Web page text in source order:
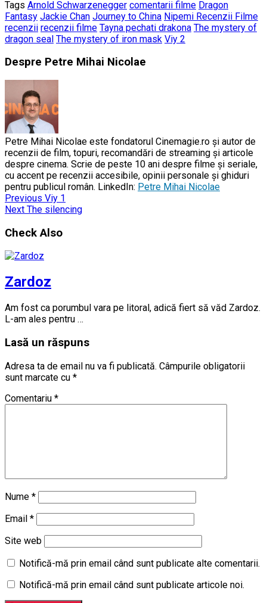
Tags Arnold Schwarzenegger comentarii filme Dragon
Fantasy Jackie Chan Journey to China Nipemi Recenzii Filme
recenzii recenzii filme Tayna pechati drakona The mystery of
dragon seal The mystery of iron mask Viy 2
Despre Petre Mihai Nicolae
Petre Mihai Nicolae este fondatorul Cinemagie.ro și autor de
recenzii de film, topuri, recomandări de streaming și articole
despre cinema. Scrie de peste 10 ani despre filme și seriale,
cu accent pe recenzii accesibile, opinii personale și ghiduri
pentru publicul român. LinkedIn: Petre Mihai Nicolae
Previous Viy 1
Next The silencing
Check Also
Zardoz
Am fost ca porumbul vara pe litoral, adică fiert să văd Zardoz.
L-am ales pentru …
Lasă un răspuns
Adresa ta de email nu va fi publicată. Câmpurile obligatorii
sunt marcate cu *
Comentariu *
Nume *
Email *
Site web
Notifică-mă prin email când sunt publicate alte comentarii.
Notifică-mă prin email când sunt publicate articole noi.